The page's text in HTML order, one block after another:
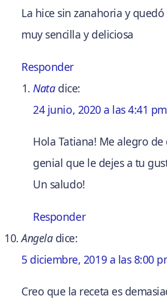
La hice sin zanahoria y
muy sencilla y deliciosa
Responder
Nata dice:
24 junio, 2020 a las 4:41 pm
Hola Tatiana! Me alegro
genial que le dejes a tu
Un saludo!
Responder
Angela dice:
5 diciembre, 2019 a las 8:00
Creo que la receta es